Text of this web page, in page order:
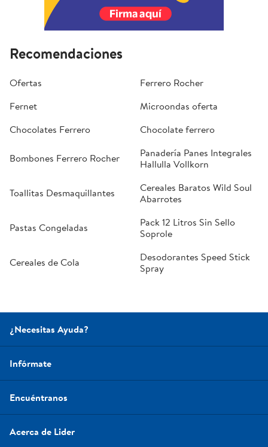
Recomendaciones
Ofertas
Ferrero Rocher
Fernet
Microondas oferta
Chocolates Ferrero
Chocolate ferrero
Bombones Ferrero Rocher
Panadería Panes Integrales
Hallulla Vollkorn
Toallitas Desmaquillantes
Cereales Baratos Wild Soul
Abarrotes
Pastas Congeladas
Pack 12 Litros Sin Sello
Soprole
Cereales de Cola
Desodorantes Speed Stick
Spray
¿Necesitas Ayuda?
Infórmate
Encuéntranos
Acerca de Lider